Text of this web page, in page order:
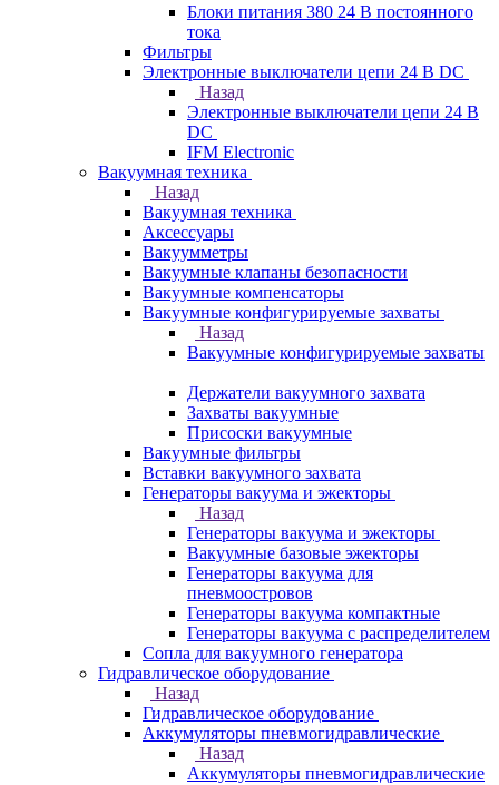
Блоки питания 380 24 В постоянного
тока
Фильтры
Электронные выключатели цепи 24 В DC
Назад
Электронные выключатели цепи 24 В
DC
IFM Electronic
Вакуумная техника
Назад
Вакуумная техника
Аксессуары
Вакуумметры
Вакуумные клапаны безопасности
Вакуумные компенсаторы
Вакуумные конфигурируемые захваты
Назад
Вакуумные конфигурируемые захваты
Держатели вакуумного захвата
Захваты вакуумные
Присоски вакуумные
Вакуумные фильтры
Вставки вакуумного захвата
Генераторы вакуума и эжекторы
Назад
Генераторы вакуума и эжекторы
Вакуумные базовые эжекторы
Генераторы вакуума для
пневмоостровов
Генераторы вакуума компактные
Генераторы вакуума с распределителем
Сопла для вакуумного генератора
Гидравлическое оборудование
Назад
Гидравлическое оборудование
Аккумуляторы пневмогидравлические
Назад
Аккумуляторы пневмогидравлические